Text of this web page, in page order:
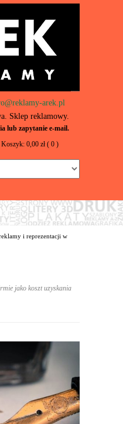
arek.pl
Sklep reklamowy.
lub zapytanie e-mail.
Koszyk: 0,00 zł ( 0 )
i reprezentacji w
jako koszt uzyskania